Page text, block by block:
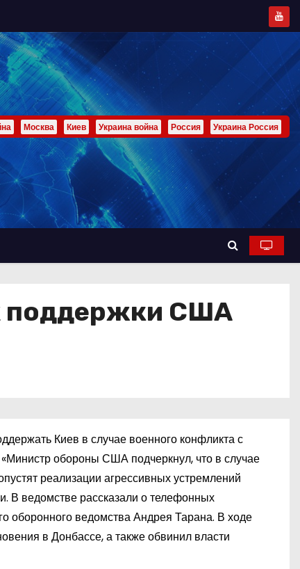
Москва Киев Украина война Россия Украина Россия
поддержки США
Киев в случае военного конфликта с
обороны США подчеркнул, что в случае
реализации агрессивных устремлений
В ведомстве рассказали о телефонных
оборонного ведомства Андрея Тарана. В ходе
в Донбассе, а также обвинил власти